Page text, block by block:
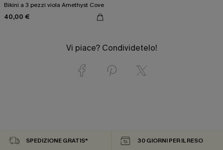
Bikini a 3 pezzi viola Amethyst Cove
40,00 €
Vi piace? Condividetelo!
SPEDIZIONE GRATIS* 30 GIORNI PER IL RESO